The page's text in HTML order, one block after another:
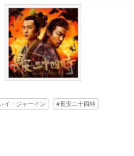
イ・ジャーイン 長安二十四時